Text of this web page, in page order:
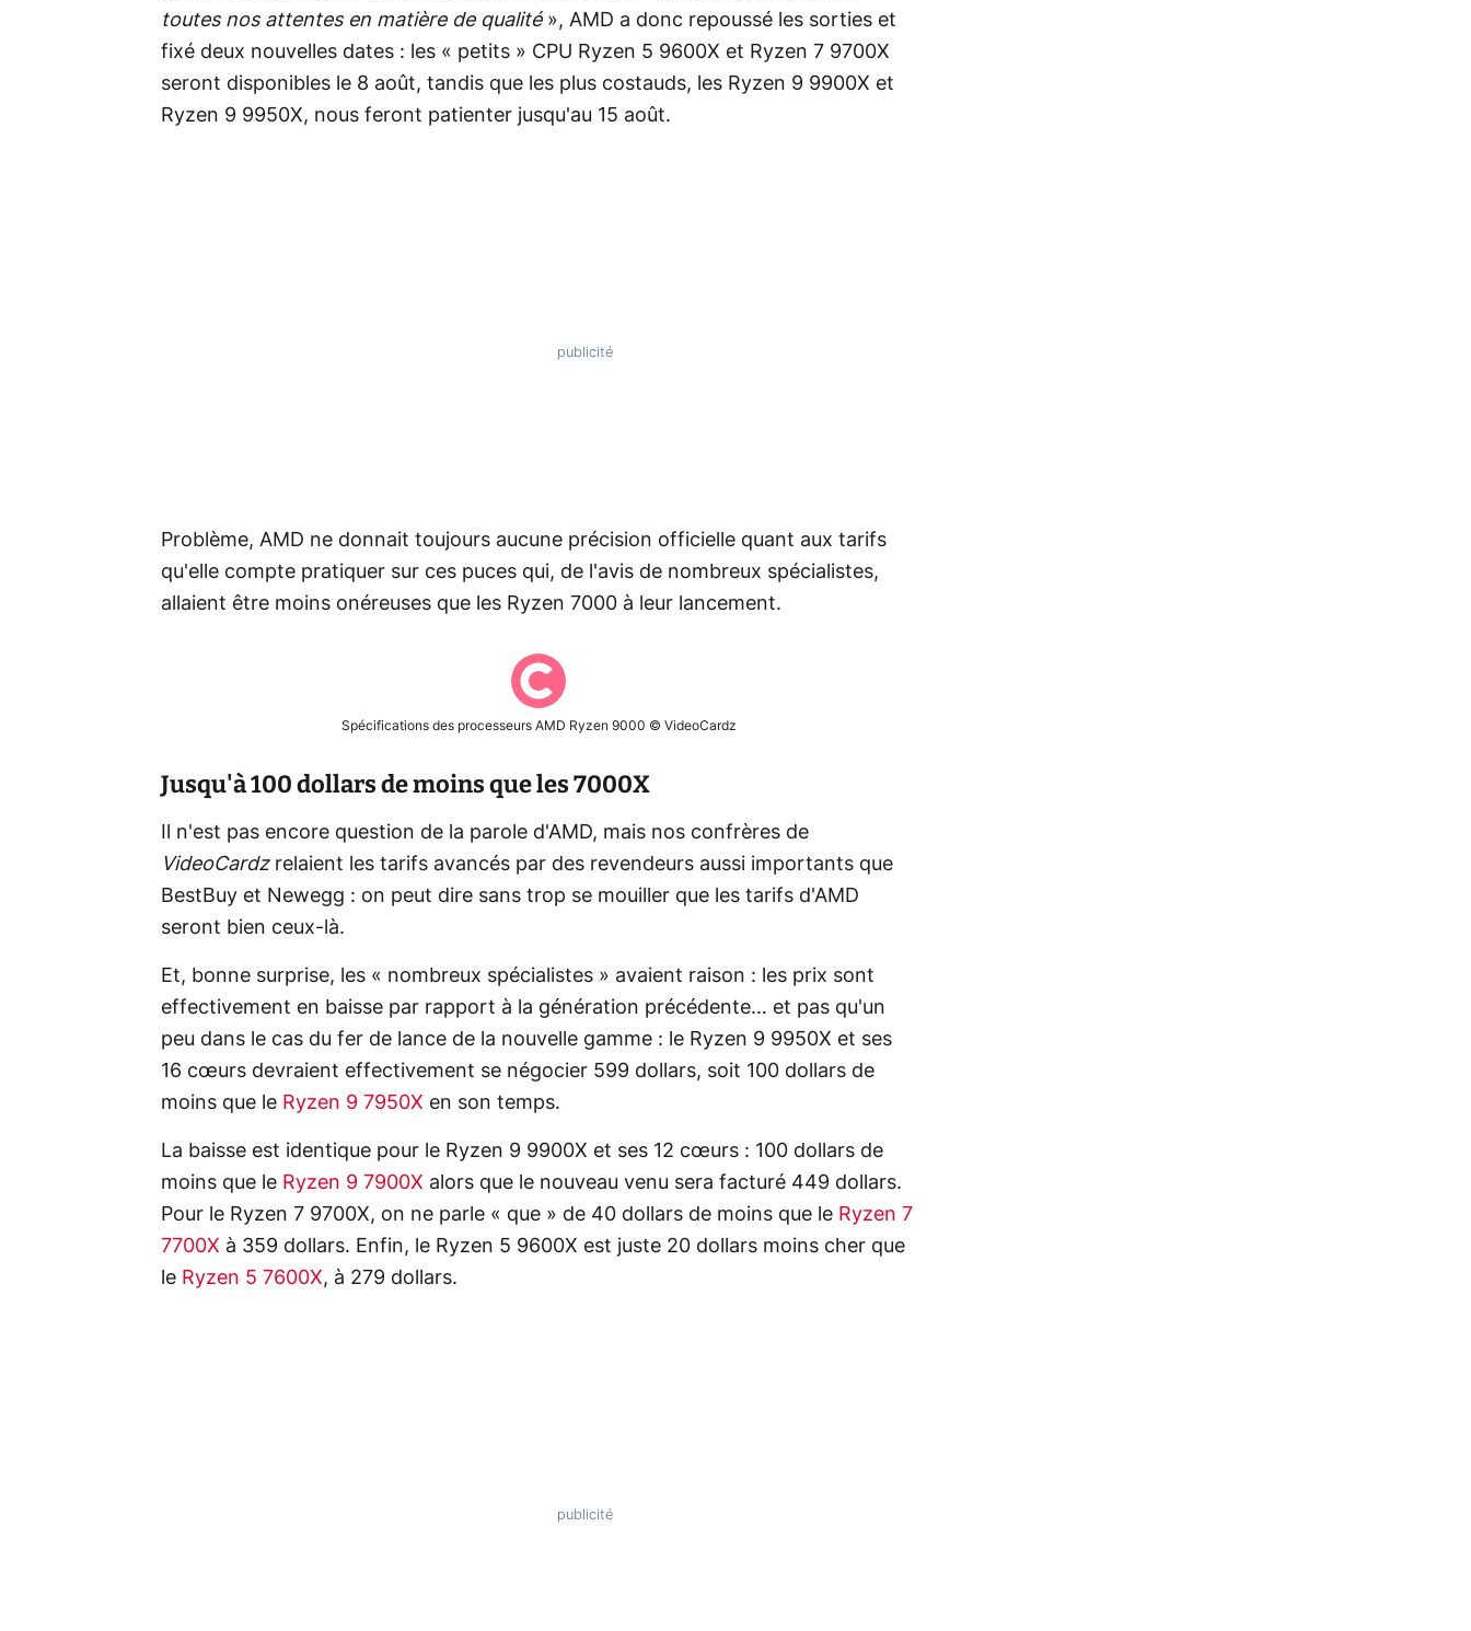
toutes nos attentes en matière de qualité», AMD a donc repoussé les sorties et
fixé deux nouvelles dates : les « petits » CPU Ryzen 5 9600X et Ryzen 7 9700X
seront disponibles le 8 août, tandis que les plus costauds, les Ryzen 9 9900X et
Ryzen 9 9950X, nous feront patienter jusqu'au 15 août.
Problème, AMD ne donnait toujours aucune précision officielle quant aux tarifs
qu'elle compte pratiquer sur ces puces qui, de l'avis de nombreux spécialistes,
allaient être moins onéreuses que les Ryzen 7000 à leur lancement.
Spécifications des processeurs AMD Ryzen 9000 © VideoCardz
Jusqu'à 100 dollars de moins que les 7000X
Il n'est pas encore question de la parole d'AMD, mais nos confrères de
VideoCardz relaient les tarifs avancés par des revendeurs aussi importants que
BestBuy et Newegg : on peut dire sans trop se mouiller que les tarifs d'AMD
seront bien ceux-là.
Et, bonne surprise, les « nombreux spécialistes » avaient raison : les prix sont
effectivement en baisse par rapport à la génération précédente… et pas qu'un
peu dans le cas du fer de lance de la nouvelle gamme : le Ryzen 9 9950X et ses
16 cœurs devraient effectivement se négocier 599 dollars, soit 100 dollars de
moins que le Ryzen 9 7950X en son temps.
La baisse est identique pour le Ryzen 9 9900X et ses 12 cœurs : 100 dollars de
moins que le Ryzen 9 7900X alors que le nouveau venu sera facturé 449 dollars.
Pour le Ryzen 7 9700X, on ne parle « que » de 40 dollars de moins que le Ryzen 7
7700X à 359 dollars. Enfin, le Ryzen 5 9600X est juste 20 dollars moins cher que
le Ryzen 5 7600X, à 279 dollars.